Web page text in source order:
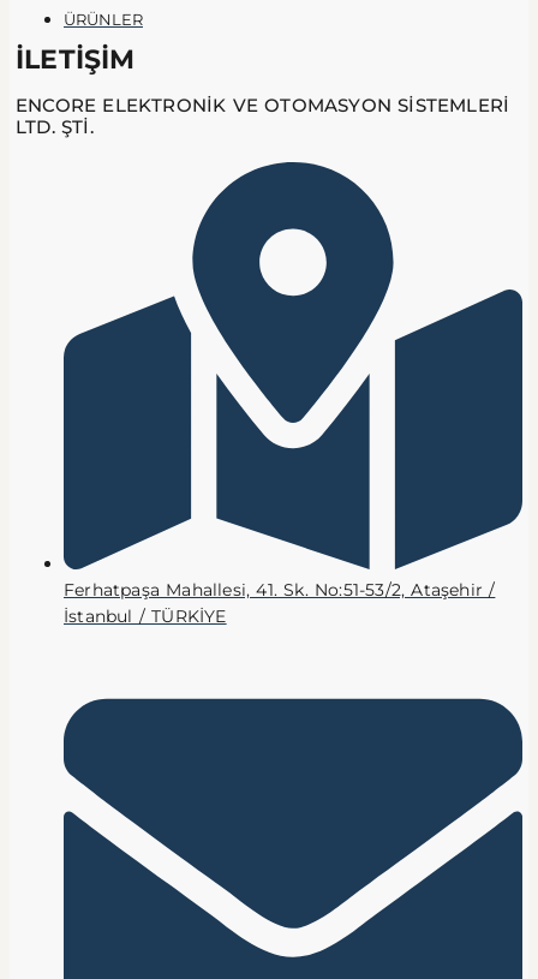
ÜRÜNLER
İLETİŞİM
ENCORE ELEKTRONİK VE OTOMASYON SİSTEMLERİ
LTD. ŞTİ.
Ferhatpaşa Mahallesi, 41. Sk. No:51-53/2, Ataşehir /
İstanbul / TÜRKİYE